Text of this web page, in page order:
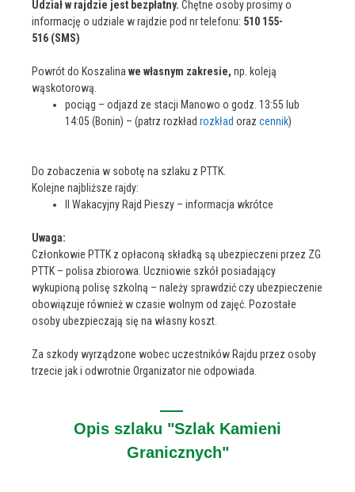
Udział w rajdzie jest bezpłatny. Chętne osoby prosimy o
informację o udziale w rajdzie pod nr telefonu: 510 155-
516 (SMS)
Powrót do Koszalinawe własnym zakresie, np. koleją
wąskotorową.
pociąg – odjazd ze stacji Manowo o godz. 13:55 lub
14:05 (Bonin) – (patrz rozkład rozkład oraz cennik)
Do zobaczenia w sobotę na szlaku z PTTK.
Kolejne najbliższe rajdy:
II Wakacyjny Rajd Pieszy – informacja wkrótce
Uwaga:
Członkowie PTTK z opłaconą składką są ubezpieczeni przez ZG
PTTK – polisa zbiorowa. Uczniowie szkół posiadający
wykupioną polisę szkolną – należy sprawdzić czy ubezpieczenie
obowiązuje również w czasie wolnym od zajęć. Pozostałe
osoby ubezpieczają się na własny koszt.
Za szkody wyrządzone wobec uczestników Rajdu przez osoby
trzecie jak i odwrotnie Organizator nie odpowiada.
Opis szlaku "Szlak Kamieni
Granicznych"